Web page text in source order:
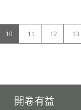
10 11 12 13
開卷有益